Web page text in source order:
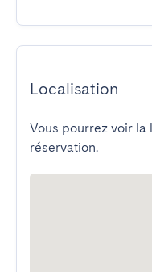
Localisation
Vous pourrez voir
réservation.